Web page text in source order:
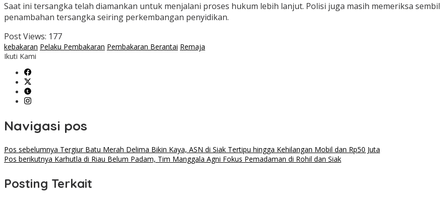
Saat ini tersangka telah diamankan untuk menjalani proses hukum lebih lanjut. Polisi juga masih memeriksa
penambahan tersangka seiring perkembangan penyidikan.
Post Views: 177
kebakaran Pelaku Pembakaran Pembakaran Berantai Remaja
Ikuti Kami
Navigasi pos
Pos sebelumnya Tergiur Batu Merah Delima Bikin Kaya, ASN di Siak Tertipu hingga Kehilangan Mobil dan Rp50 Juta
Pos berikutnya Karhutla di Riau Belum Padam, Tim Manggala Agni Fokus Pemadaman di Rohil dan Siak
Posting Terkait